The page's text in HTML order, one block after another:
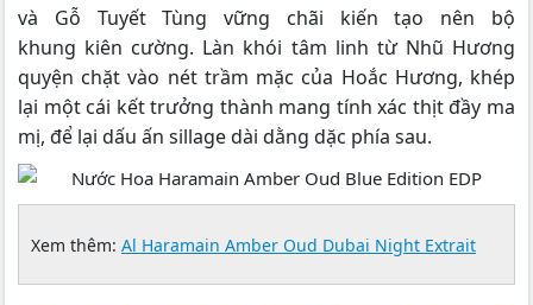
và Gỗ Tuyết Tùng vững chãi kiến tạo nên bộ
khung kiên cường. Làn khói tâm linh từ Nhũ Hương
quyện chặt vào nét trầm mặc của Hoắc Hương, khép
lại một cái kết trưởng thành mang tính xác thịt đầy ma
mị, để lại dấu ấn sillage dài dằng dặc phía sau.
Xem thêm: Al Haramain Amber Oud Dubai Night Extrait